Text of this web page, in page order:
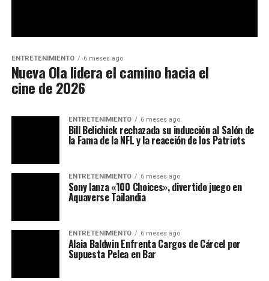
ENTRETENIMIENTO 6 meses ago
Nueva Ola lidera el camino hacia el
cine de 2026
ENTRETENIMIENTO 6 meses ago
Bill Belichick rechazada su inducción al Salón de
la Fama de la NFL y la reacción de los Patriots
ENTRETENIMIENTO 6 meses ago
Sony lanza «100 Choices», divertido juego en
Aquaverse Tailandia
ENTRETENIMIENTO 6 meses ago
Alaia Baldwin Enfrenta Cargos de Cárcel por
Supuesta Pelea en Bar